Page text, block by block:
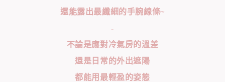
還能露出最纖細的手腕線條~
-
不論是應對冷氣房的溫差
還是日常的外出遮陽
都能用最輕盈的姿態